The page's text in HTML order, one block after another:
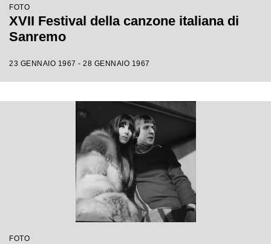
FOTO
XVII Festival della canzone italiana di
Sanremo
23 GENNAIO 1967 - 28 GENNAIO 1967
FOTO